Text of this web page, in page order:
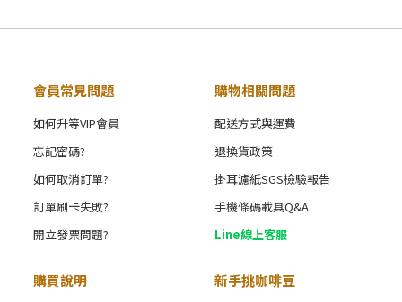
會員常見問題
如何升等VIP會員
忘記密碼?
如何取消訂單?
訂單刷卡失敗?
開立發票問題?
購物相關問題
配送方式與運費
退換貨政策
掛耳濾紙SGS檢驗報告
手機條碼載具Q&A
Line線上客服
購買說明 新手挑咖啡豆